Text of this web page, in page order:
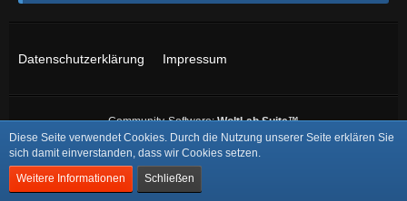
Datenschutzerklärung Impressum
Community-Software:WoltLab Suite™
Stil:
BlackOps von cls-design
Diese Seite verwendet Cookies. Durch die Nutzung unserer Seite erklären Sie
sich damit einverstanden, dass wir Cookies setzen.
Weitere Informationen
Schließen